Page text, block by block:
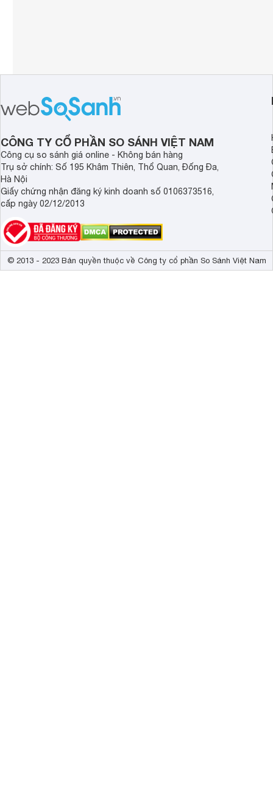
CÔNG TY CỔ PHẦN SO SÁNH VIỆT NAM
Công cụ so sánh giá online - Không bán hàng
Trụ sở chính: Số 195 Khâm Thiên, Thổ Quan, Đống Đa,
Hà Nội
Giấy chứng nhận đăng ký kinh doanh số 0106373516,
cấp ngày 02/12/2013
© 2013 - 2023 Bản quyền thuộc về Công ty cổ phần So Sánh Việt Nam